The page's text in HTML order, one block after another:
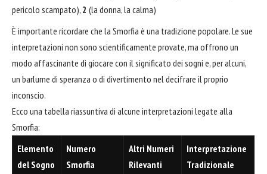
pericolo scampato), 2 (la donna, la calma)
È importante ricordare che la Smorfia è una tradizione popolare. Le sue
interpretazioni non sono scientificamente provate, ma offrono un
modo affascinante di giocare con il significato dei sogni e, per alcuni,
un barlume di speranza o di divertimento nel decifrare il proprio
inconscio.
Ecco una tabella riassuntiva di alcune interpretazioni legate alla
Smorfia:
Elemento
del Sogno
Numero
Smorfia
Altri Numeri
Rilevanti
Interpretazione
Tradizionale